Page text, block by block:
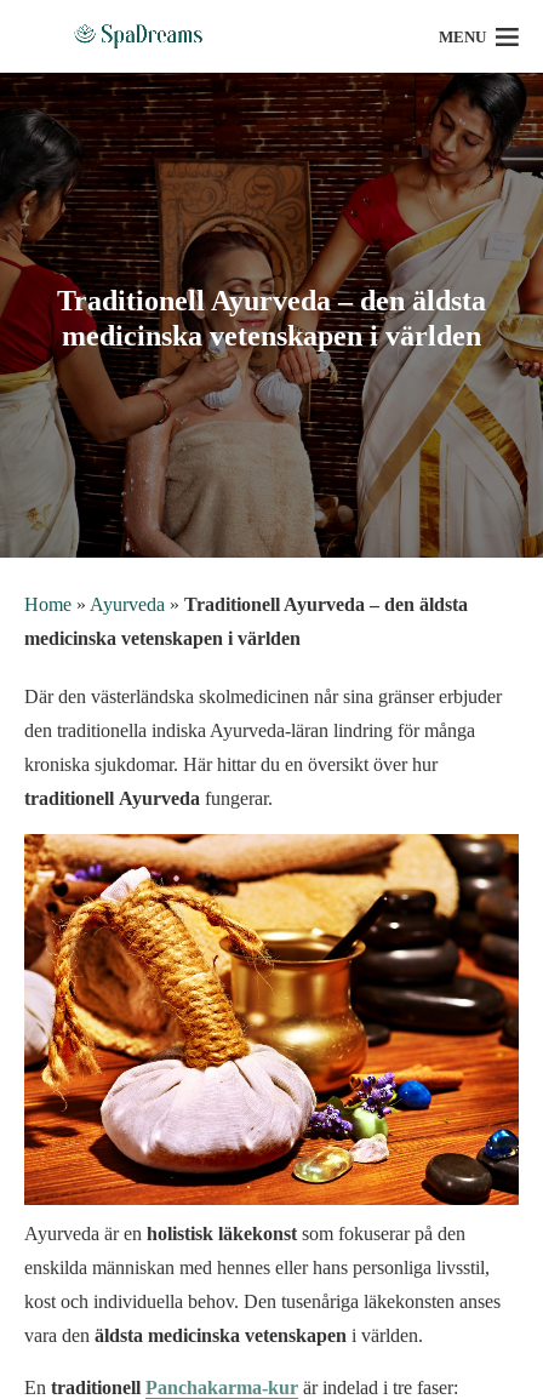
MENU
Traditionell Ayurveda – den äldsta
medicinska vetenskapen i världen
Home » Ayurveda » Traditionell Ayurveda – den äldsta
medicinska vetenskapen i världen
Där den västerländska skolmedicinen når sina gränser erbjuder
den traditionella indiska Ayurveda-läran lindring för många
kroniska sjukdomar. Här hittar du en översikt över hur
traditionell Ayurveda fungerar.
Ayurveda är en holistisk läkekonst som fokuserar på den
enskilda människan med hennes eller hans personliga livsstil,
kost och individuella behov. Den tusenåriga läkekonsten anses
vara den äldsta medicinska vetenskapen i världen.
En traditionell Panchakarma-kur är indelad i tre faser: